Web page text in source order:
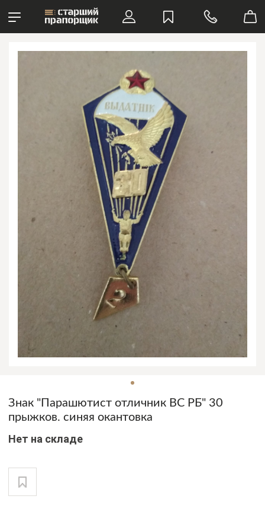
Знак "Парашютист отличник ВС РБ" 30
прыжков. синяя окантовка
Нет на складе